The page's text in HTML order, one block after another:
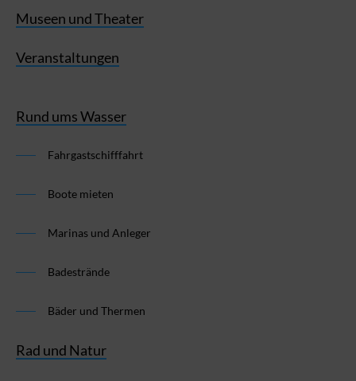
Museen und Theater
Veranstaltungen
Rund ums Wasser
Fahrgastschifffahrt
Boote mieten
Marinas und Anleger
Badestrände
Bäder und Thermen
Rad und Natur